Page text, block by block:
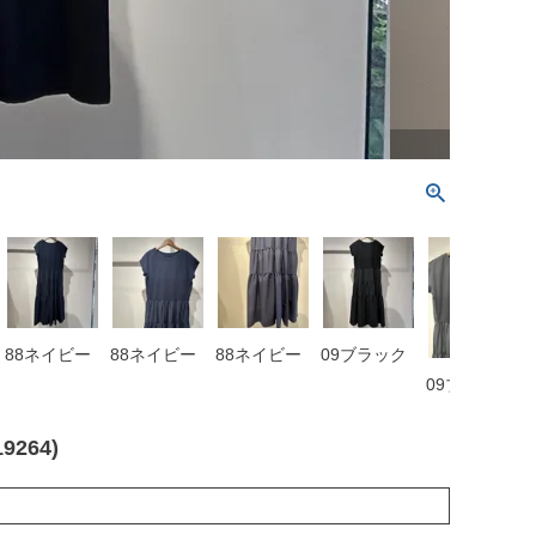
88ネイビー 88ネイビー 88ネイビー
09ブラック
09ブラック